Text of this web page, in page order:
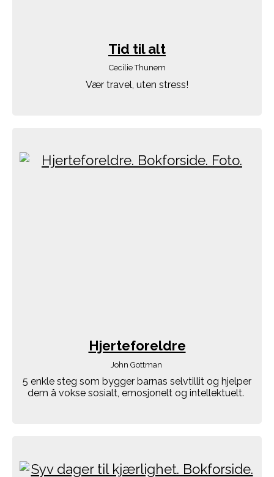
Tid til alt
Cecilie Thunem
Vær travel, uten stress!
Hjerteforeldre
John Gottman
5 enkle steg som bygger barnas selvtillit og hjelper
dem å vokse sosialt, emosjonelt og intellektuelt.